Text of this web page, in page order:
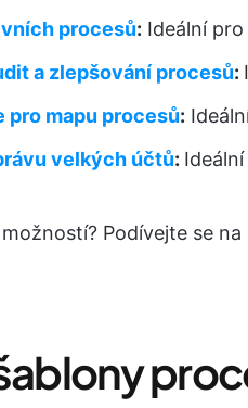
procesů: Ideální
a zlepšování procesů:
pro mapu procesů:
velkých účtů:
Podívejte se